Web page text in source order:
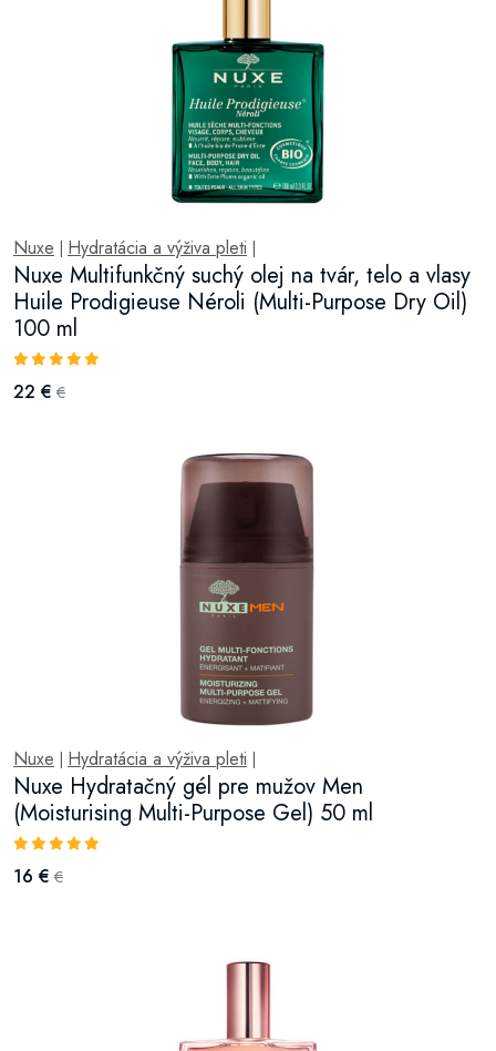
Nuxe Hydratácia a výživa pleti
Nuxe Multifunkčný suchý olej na tvár, telo a vlasy
Huile Prodigieuse Néroli (Multi-Purpose Dry Oil)
100 ml
22 € €
Nuxe Hydratácia a výživa pleti
Nuxe Hydratačný gél pre mužov Men
(Moisturising Multi-Purpose Gel) 50 ml
16 € €